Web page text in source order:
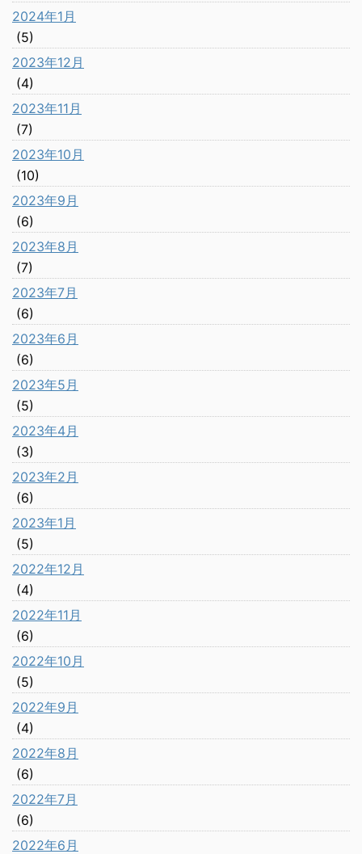
2024年1月
(5)
2023年12月
(4)
2023年11月
(7)
2023年10月
(10)
2023年9月
(6)
2023年8月
(7)
2023年7月
(6)
2023年6月
(6)
2023年5月
(5)
2023年4月
(3)
2023年2月
(6)
2023年1月
(5)
2022年12月
(4)
2022年11月
(6)
2022年10月
(5)
2022年9月
(4)
2022年8月
(6)
2022年7月
(6)
2022年6月